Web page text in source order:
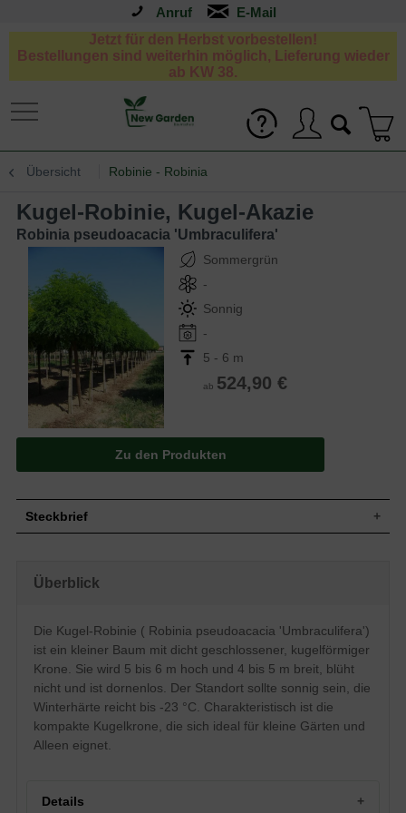
Anruf
Jetzt für den Herbst vorbestellen!
Bestellungen sind weiterhin möglich, Lieferung wieder
ab KW 38.
Übersicht Robinie - Robinia
Kugel-Robinie, Kugel-Akazie
Robinia pseudoacacia 'Umbraculifera'
Sommergrün
-
Sonnig
-
5 - 6 m
ab 524,90 €
Zu den Produkten
Steckbrief
Blatt
Sommergrün, elliptisch, unpaarig
gefiedert, Oberseite hellgrün, Unterseite
graugrün, bis zu 15 cm lang
Frucht
-
Blüte
Blüht nicht
Blütezeit
-
Standort
Überblick
Die Kugel-Robinie ( Robinia pseudoacacia 'Umbraculifera')
ist ein kleiner Baum mit dicht geschlossener, kugelförmiger
Krone. Sie wird 5 bis 6 m hoch und 4 bis 5 m breit, blüht
nicht und ist dornenlos. Der Standort sollte sonnig sein, die
Winterhärte reicht bis -23 °C. Charakteristisch ist die
kompakte Kugelkrone, die sich ideal für kleine Gärten und
Alleen eignet.
Details